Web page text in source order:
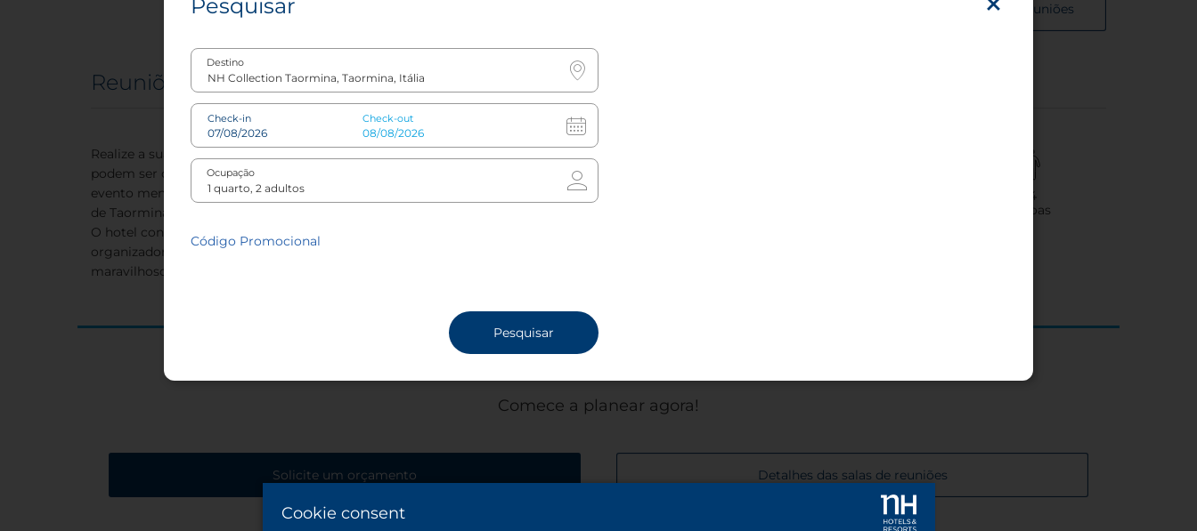
Detalhes das salas de reuniões
Reuniões e Eventos
Realize a sua próxima reunião ou evento numa das três salas grandes, que
podem ser combinadas para receber até 90 pessoas. Também pode realizar um
evento menor, um cocktail ou jantar - no terraço externo com as melhores vistas
de Taormina.
O hotel constitui um belo cenário para casamentos e receções, com
organizadores de eventos presentes para ajudar a criar um dia verdadeiramente
maravilhoso.
274
Pessoas
Comece a planear agora!
Solicite um orçamento Detalhes das salas de reuniões
Pesquisar
Destino
Check-in Check-out
Ocupação
Código Promocional
Pesquisar
Cookie consent